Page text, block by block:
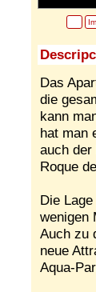
Das
die
kann
hat man
auch der
Roque
Die
wenigen
Auch zu
neue
Aqua-